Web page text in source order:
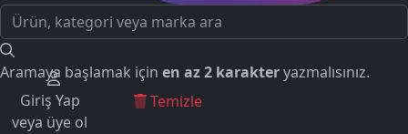
Aramaya başlamak için en az 2 karakteryazmalısınız.
GEÇMİŞ ARAMALAR
Temizle
Giriş Yap
veya üye ol